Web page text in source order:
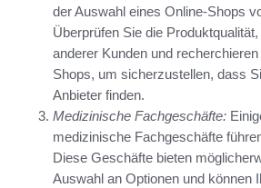
der Auswahl eines Online-Shops
Überprüfen Sie die
anderer Kunden und
Shops, um sicherzustellen, dass
Anbieter finden.
Medizinische Fachgeschäfte:
medizinische Fachgeschäfte
Diese Geschäfte bieten
Auswahl an Optionen und können